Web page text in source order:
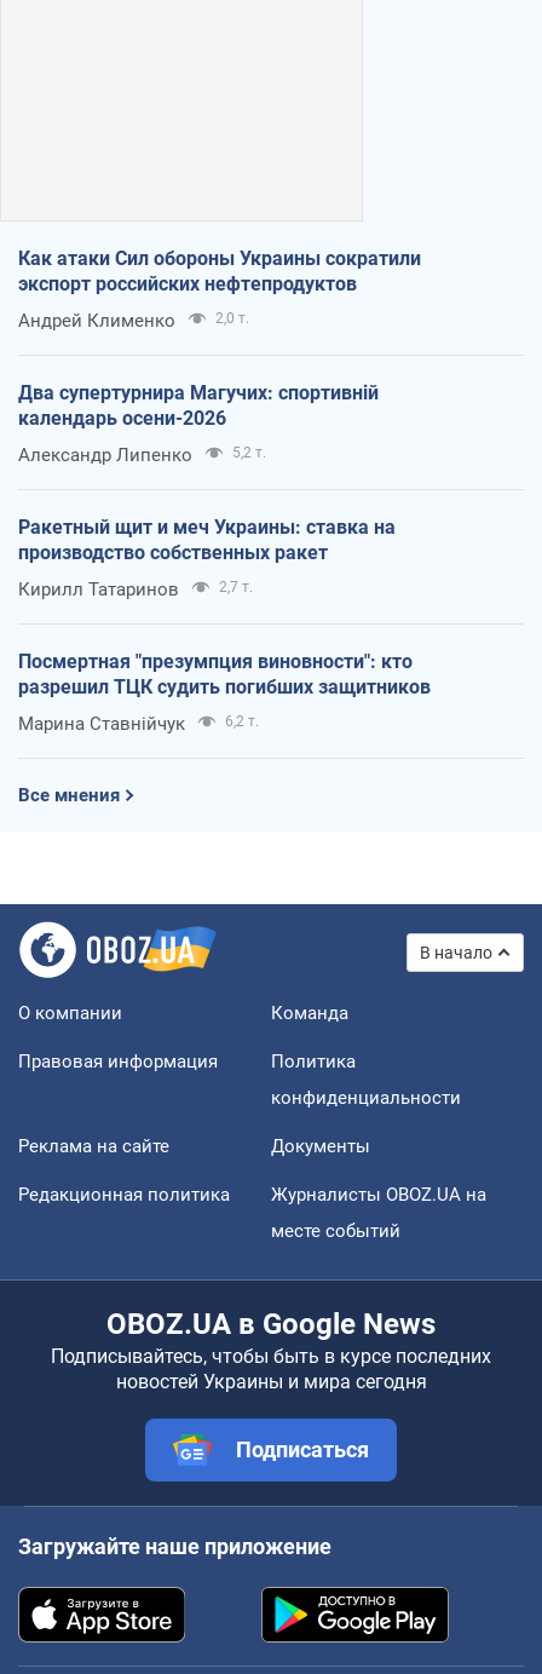
Как атаки Сил обороны Украины сократили
экспорт российских нефтепродуктов
Андрей Клименко 2,0 т.
Два супертурнира Магучих: спортивній
календарь осени-2026
Александр Липенко 5,2 т.
Ракетный щит и меч Украины: ставка на
производство собственных ракет
Кирилл Татаринов 2,7 т.
Посмертная "презумпция виновности": кто
разрешил ТЦК судить погибших защитников
Марина Ставнійчук 6,2 т.
Все мнения
В начало
О компании Команда
Правовая информация
Политика
конфиденциальности
Реклама на сайте Документы
Редакционная политика
Журналисты OBOZ.UA на
месте событий
OBOZ.UA в Google News
Подписывайтесь, чтобы быть в курсе последних
новостей Украины и мира сегодня
Подписаться
Загружайте наше приложение